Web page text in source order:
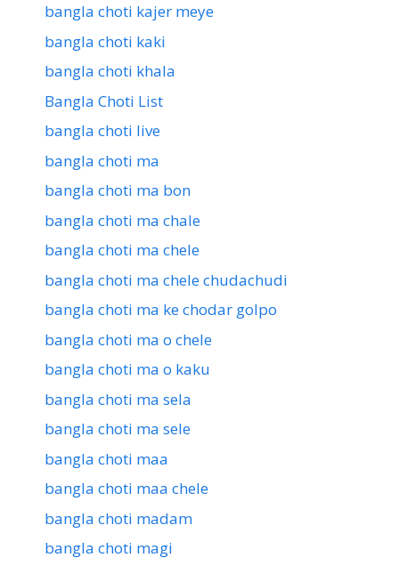
bangla choti kajer meye
bangla choti kaki
bangla choti khala
Bangla Choti List
bangla choti live
bangla choti ma
bangla choti ma bon
bangla choti ma chale
bangla choti ma chele
bangla choti ma chele chudachudi
bangla choti ma ke chodar golpo
bangla choti ma o chele
bangla choti ma o kaku
bangla choti ma sela
bangla choti ma sele
bangla choti maa
bangla choti maa chele
bangla choti madam
bangla choti magi